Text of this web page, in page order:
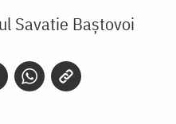
Savatie Baștovoi